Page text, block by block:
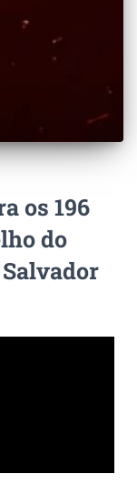
os 196
do
Salvador